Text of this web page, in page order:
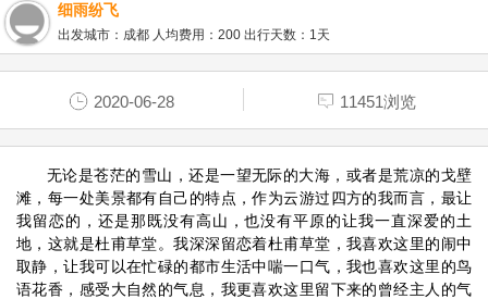
细雨纷飞
出发城市：成都 人均费用：200 出行天数：1天
2020-06-28 11451浏览
无论是苍茫的雪山，还是一望无际的大海，或者是荒凉的戈壁
滩，每一处美景都有自己的特点，作为云游过四方的我而言，最让
我留恋的，还是那既没有高山，也没有平原的让我一直深爱的土
地，这就是杜甫草堂。我深深留恋着杜甫草堂，我喜欢这里的闹中
取静，让我可以在忙碌的都市生活中喘一口气，我也喜欢这里的鸟
语花香，感受大自然的气息，我更喜欢这里留下来的曾经主人的气